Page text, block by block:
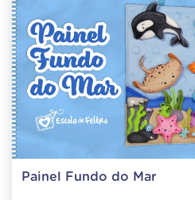
Painel Fundo do Mar